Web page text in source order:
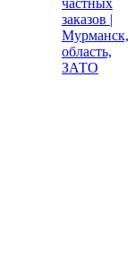
частных
заказов |
Мурманск,
область,
ЗАТО